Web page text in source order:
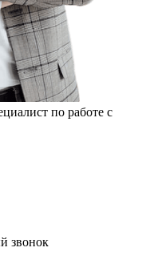
по работе с
звонок